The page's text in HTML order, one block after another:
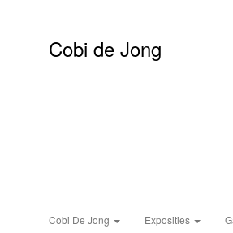
Cobi de Jong
Cobi De Jong Exposities